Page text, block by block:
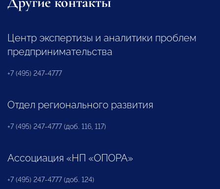
Центр экспертизы и аналитики проблем
предпринимательства
+7 (495) 247-4777
Отдел регионального развития
+7 (495) 247-4777 (доб. 116, 117)
Ассоциация «НП «ОПОРА»
+7 (495) 247-4777 (доб. 124)